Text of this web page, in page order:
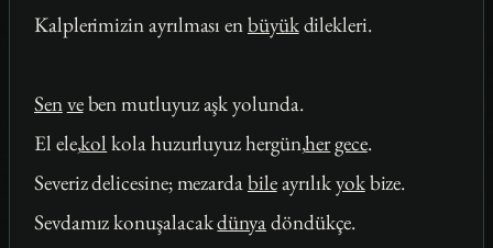
Kalplerimizin ayrılması enbüyükdilekleri.
Senveben mutluyuz aşk yolunda.
El ele,kol kola huzurluyuz hergün,hergece.
Severiz delicesine; mezardabileayrılıkyokbize.
Sevdamız konuşalacakdünyadöndükçe.